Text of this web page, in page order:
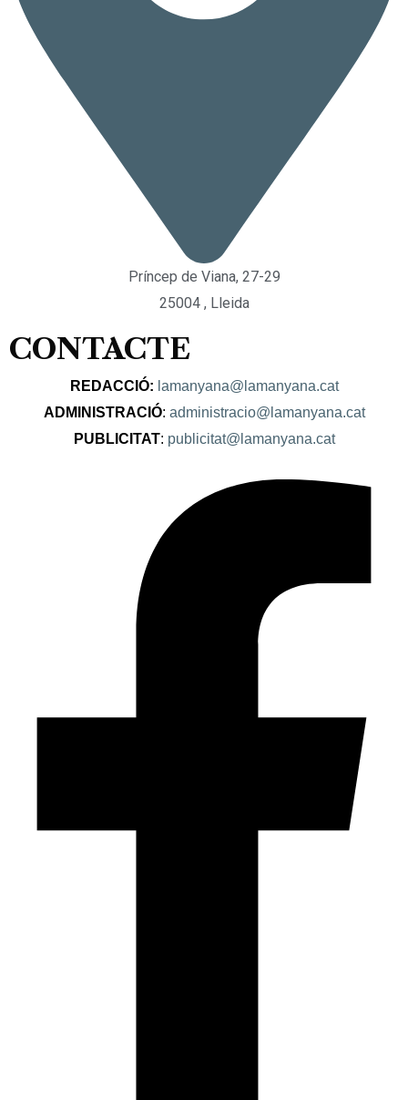
Príncep de Viana, 27-29
25004 , Lleida
CONTACTE
REDACCIÓ: lamanyana@lamanyana.cat
ADMINISTRACIÓ: administracio@lamanyana.cat
PUBLICITAT: publicitat@lamanyana.cat